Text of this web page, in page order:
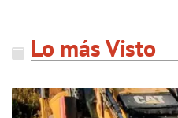
Lo más Visto